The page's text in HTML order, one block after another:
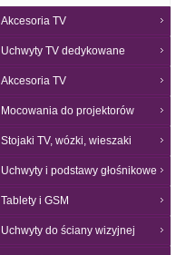
Akcesoria TV
Uchwyty TV dedykowane
Akcesoria TV
Mocowania do projektorów
Stojaki TV, wózki, wieszaki
Uchwyty i podstawy głośnikowe
Tablety i GSM
Uchwyty do ściany wizyjnej